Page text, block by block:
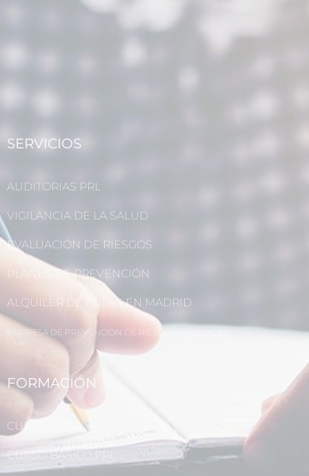
SERVICIOS
AUDITORIAS PRL
VIGILANCIA DE LA SALUD
EVALUACIÓN DE RIESGOS
PLANES DE PREVENCIÓN
ALQUILER DE AULAS EN MADRID
EMPRESA DE PREVENCIÓN DE RIESGOS LABORALES
FORMACIÓN
CURSOS PRL
CURSO BÁSICO PRL